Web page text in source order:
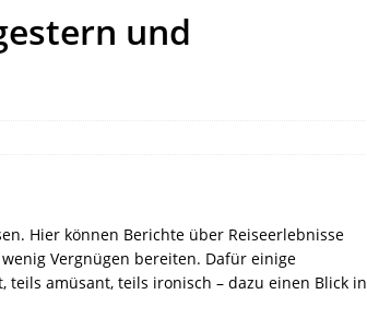
und
Hier können Berichte über Reiseerlebnisse
Vergnügen bereiten. Dafür einige
teils amüsant, teils ironisch – dazu einen Blick in